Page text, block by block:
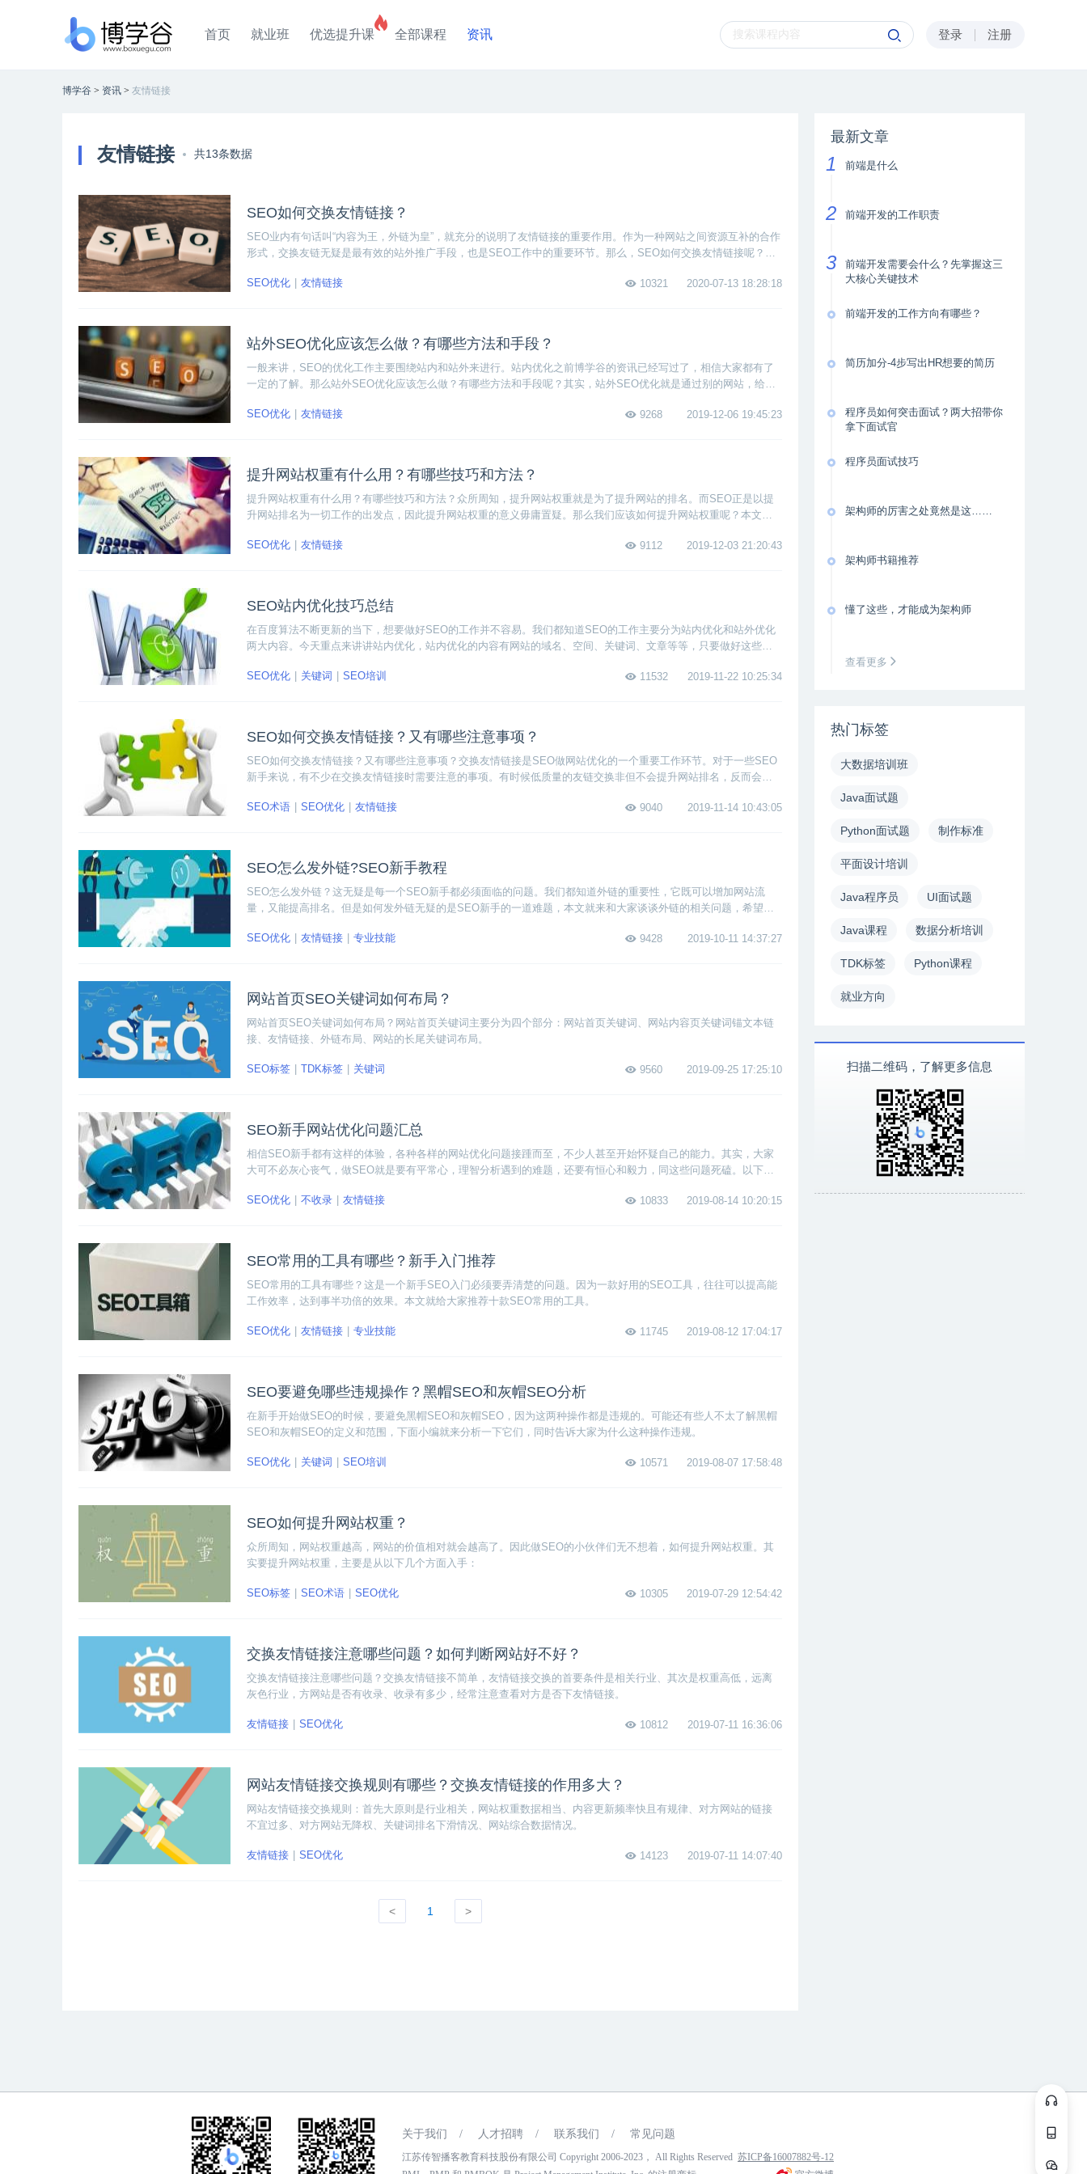
首页 就业班 优选提升课 全部课程 资讯 登录 注册
博学谷 > 资讯 > 友情链接
友情链接 共13条数据
SEO如何交换友情链接？
SEO业内有句话叫“内容为王，外链为皇”，就充分的说明了友情链接的重要作用。作为一种网站之间资源互补的合作
形式，交换友链无疑是最有效的站外推广手段，也是SEO工作中的重要环节。那么，SEO如何交换友情链接呢？简
10321
2020-07-13 18:28:18
SEO优化 友情链接
站外SEO优化应该怎么做？有哪些方法和手段？
一般来讲，SEO的优化工作主要围绕站内和站外来进行。站内优化之前博学谷的资讯已经写过了，相信大家都有了
一定的了解。那么站外SEO优化应该怎么做？有哪些方法和手段呢？其实，站外SEO优化就是通过别的网站，给自
9268
2019-12-06 19:45:23
SEO优化 友情链接
提升网站权重有什么用？有哪些技巧和方法？
提升网站权重有什么用？有哪些技巧和方法？众所周知，提升网站权重就是为了提升网站的排名。而SEO正是以提
升网站排名为一切工作的出发点，因此提升网站权重的意义毋庸置疑。那么我们应该如何提升网站权重呢？本文将
9112
2019-12-03 21:20:43
SEO优化 友情链接
SEO站内优化技巧总结
在百度算法不断更新的当下，想要做好SEO的工作并不容易。我们都知道SEO的工作主要分为站内优化和站外优化
两大内容。今天重点来讲讲站内优化，站内优化的内容有网站的域名、空间、关键词、文章等等，只要做好这些细
11532
2019-11-22 10:25:34
SEO优化 关键词 SEO培训
SEO如何交换友情链接？又有哪些注意事项？
SEO如何交换友情链接？又有哪些注意事项？交换友情链接是SEO做网站优化的一个重要工作环节。对于一些SEO
新手来说，有不少在交换友情链接时需要注意的事项。有时候低质量的友链交换非但不会提升网站排名，反而会起
9040
2019-11-14 10:43:05
SEO术语 SEO优化 友情链接
SEO怎么发外链?SEO新手教程
SEO怎么发外链？这无疑是每一个SEO新手都必须面临的问题。我们都知道外链的重要性，它既可以增加网站流
量，又能提高排名。但是如何发外链无疑的是SEO新手的一道难题，本文就来和大家谈谈外链的相关问题，希望能
9428
2019-10-11 14:37:27
SEO优化 友情链接 专业技能
网站首页SEO关键词如何布局？
网站首页SEO关键词如何布局？网站首页关键词主要分为四个部分：网站首页关键词、网站内容页关键词锚文本链
接、友情链接、外链布局、网站的长尾关键词布局。
9560 2019-09-25 17:25:10
SEO标签 TDK标签 关键词
SEO新手网站优化问题汇总
相信SEO新手都有这样的体验，各种各样的网站优化问题接踵而至，不少人甚至开始怀疑自己的能力。其实，大家
大可不必灰心丧气，做SEO就是要有平常心，理智分析遇到的难题，还要有恒心和毅力，同这些问题死磕。以下是
10833
2019-08-14 10:20:15
SEO优化 不收录 友情链接
SEO常用的工具有哪些？新手入门推荐
SEO常用的工具有哪些？这是一个新手SEO入门必须要弄清楚的问题。因为一款好用的SEO工具，往往可以提高能
工作效率，达到事半功倍的效果。本文就给大家推荐十款SEO常用的工具。
11745 2019-08-12 17:04:17
SEO优化 友情链接 专业技能
SEO要避免哪些违规操作？黑帽SEO和灰帽SEO分析
在新手开始做SEO的时候，要避免黑帽SEO和灰帽SEO，因为这两种操作都是违规的。可能还有些人不太了解黑帽
SEO和灰帽SEO的定义和范围，下面小编就来分析一下它们，同时告诉大家为什么这种操作违规。
10571 2019-08-07 17:58:48
SEO优化 关键词 SEO培训
SEO如何提升网站权重？
众所周知，网站权重越高，网站的价值相对就会越高了。因此做SEO的小伙伴们无不想着，如何提升网站权重。其
实要提升网站权重，主要是从以下几个方面入手：
10305 2019-07-29 12:54:42
SEO标签 SEO术语 SEO优化
交换友情链接注意哪些问题？如何判断网站好不好？
交换友情链接注意哪些问题？交换友情链接不简单，友情链接交换的首要条件是相关行业、其次是权重高低，远离
灰色行业，方网站是否有收录、收录有多少，经常注意查看对方是否下友情链接。
10812 2019-07-11 16:36:06
友情链接 SEO优化
网站友情链接交换规则有哪些？交换友情链接的作用多大？
网站友情链接交换规则：首先大原则是行业相关，网站权重数据相当、内容更新频率快且有规律、对方网站的链接
不宜过多、对方网站无降权、关键词排名下滑情况、网站综合数据情况。
14123 2019-07-11 14:07:40
友情链接 SEO优化
< 1 >
最新文章
前端是什么
前端开发的工作职责
前端开发需要会什么？先掌握这三
大核心关键技术
前端开发的工作方向有哪些？
简历加分-4步写出HR想要的简历
程序员如何突击面试？两大招带你
拿下面试官
程序员面试技巧
架构师的厉害之处竟然是这……
架构师书籍推荐
懂了这些，才能成为架构师
查看更多
热门标签
大数据培训班
Java面试题
Python面试题 制作标准
平面设计培训
Java程序员 UI面试题
Java课程 数据分析培训
TDK标签 Python课程
就业方向
扫描二维码，了解更多信息
关于我们 / 人才招聘 / 联系我们 / 常见问题
江苏传智播客教育科技股份有限公司 Copyright 2006-2023， All Rights Reserved 苏ICP备16007882号-12